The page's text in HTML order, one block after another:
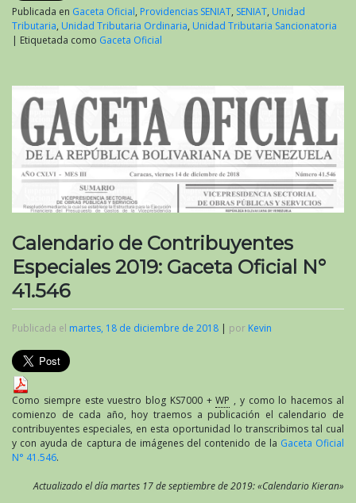
Publicada en Gaceta Oficial, Providencias SENIAT, SENIAT, Unidad
Tributaria, Unidad Tributaria Ordinaria, Unidad Tributaria Sancionatoria
| Etiquetada como Gaceta Oficial
Calendario de Contribuyentes
Especiales 2019: Gaceta Oficial N°
41.546
Publicada el martes, 18 de diciembre de 2018 | por Kevin
Como siempre este vuestro blog KS7000 +WP , y como lo hacemos al
comienzo de cada año, hoy traemos a publicación el calendario de
contribuyentes especiales, en esta oportunidad lo transcribimos tal cual
y con ayuda de captura de imágenes del contenido de la Gaceta Oficial
N° 41.546.
Actualizado el día martes 17 de septiembre de 2019: «Calendario Kieran»